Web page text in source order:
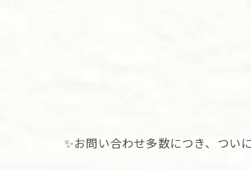
✨お問い合わせ多数につき、つい